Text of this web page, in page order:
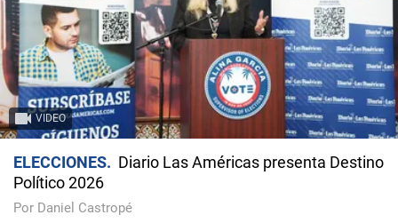
VIDEO
ELECCIONES
Diario Las Américas presenta Destino
Político 2026
Por Daniel Castropé